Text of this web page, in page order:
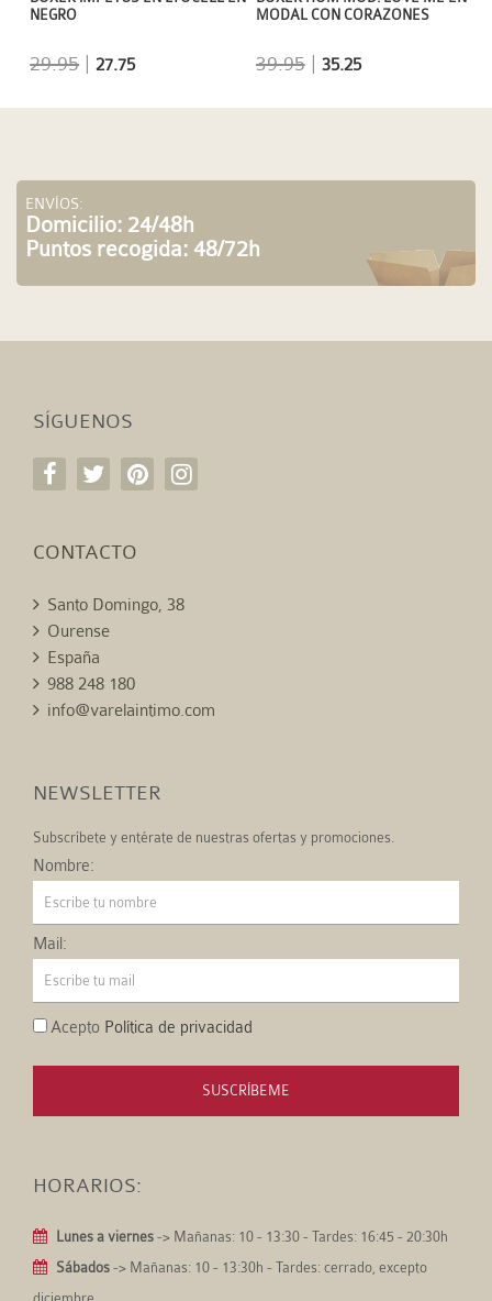
MODAL CON CORAZONES
39.95| 35.25
NEGRO
29.95 |27.75
ENVÍOS:
Domicilio: 24/48h
Puntos recogida: 48/72h
SÍGUENOS
CONTACTO
Santo Domingo, 38
Ourense
España
988 248 180
info@varelaintimo.com
NEWSLETTER
Subscríbete y entérate de nuestras ofertas y promociones.
Nombre:
Mail:
Acepto Política de privacidad
SUSCRÍBEME
HORARIOS:
Lunes a viernes -> Mañanas: 10 - 13:30 - Tardes: 16:45 - 20:30h
Sábados -> Mañanas: 10 - 13:30h - Tardes: cerrado, excepto